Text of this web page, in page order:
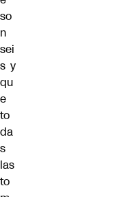
so
n
sei
s y
qu
e
to
da
s
las
to